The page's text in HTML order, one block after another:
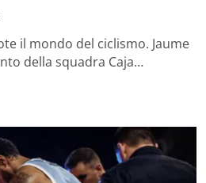
il mondo del ciclismo. Jaume
della squadra Caja…